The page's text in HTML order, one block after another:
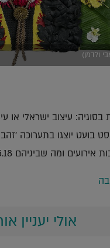
ולדמן)
עיצוב ישראלי או
בועט יוצגו בתערוכה
ומה שביניהם 10.5-16.5.18 |
אולי יעניין